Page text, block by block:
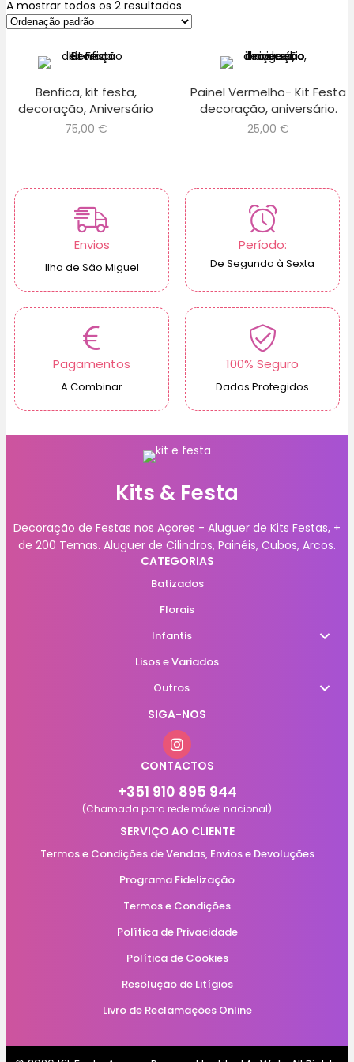
A mostrar todos os 2 resultados
Benfica, kit festa,
decoração, Aniversário
75,00 €
Painel Vermelho- Kit Festa
decoração, aniversário.
25,00 €
Envios
Ilha de São Miguel
Período:
De Segunda à Sexta
Pagamentos
A Combinar
100% Seguro
Dados Protegidos
Kits & Festa
Decoração de Festas nos Açores - Aluguer de Kits Festas, +
de 200 Temas. Aluguer de Cilindros, Painéis, Cubos, Arcos.
CATEGORIAS
Batizados
Florais
Infantis
Lisos e Variados
Outros
SIGA-NOS
CONTACTOS
+351 910 895 944
(Chamada para rede móvel nacional)
SERVIÇO AO CLIENTE
Termos e Condições de Vendas, Envios e Devoluções
Programa Fidelização
Termos e Condições
Política de Privacidade
Política de Cookies
Resolução de Litígios
Livro de Reclamações Online